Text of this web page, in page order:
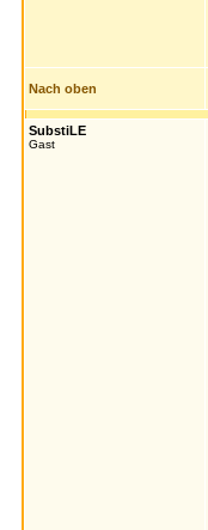
Nach oben
SubstiLE
Gast